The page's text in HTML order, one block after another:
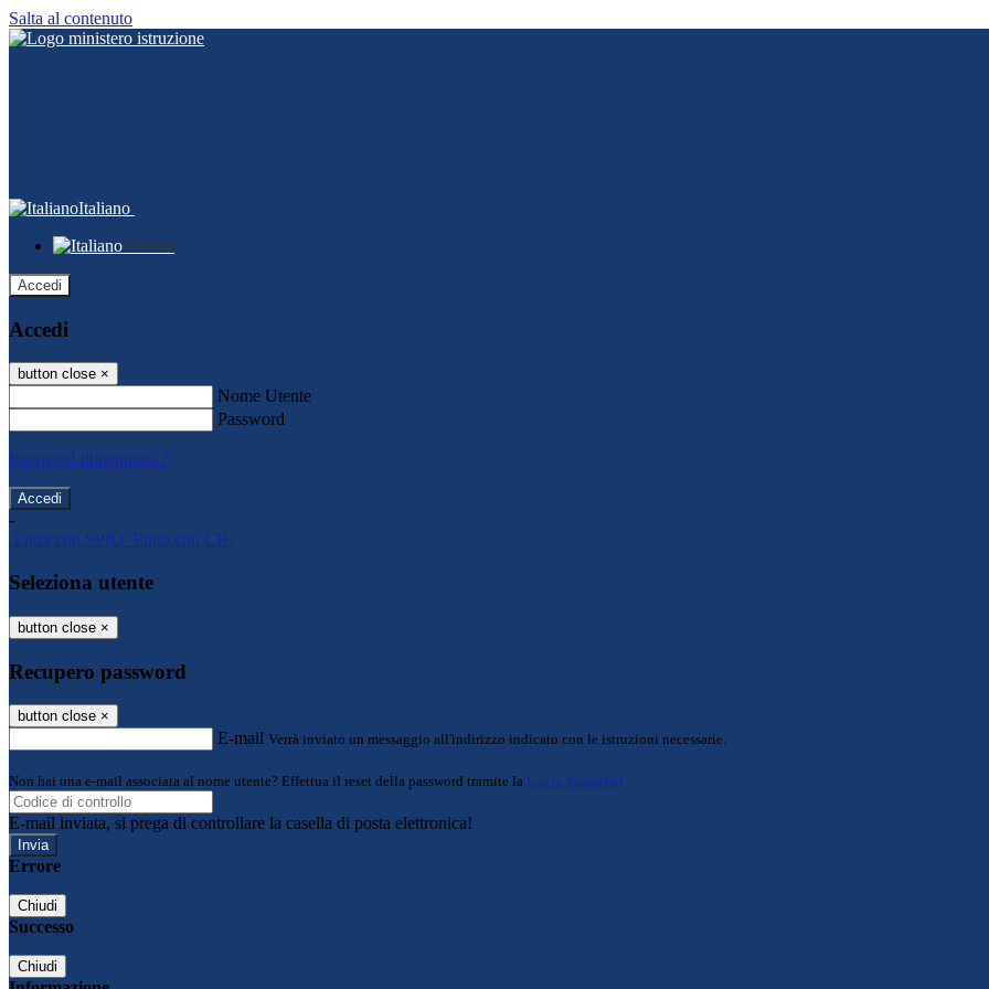
Salta al contenuto
Italiano
Italiano
Accedi
Accedi
button close ×
Nome Utente
Password
Password dimenticata?
-
Entra con SPID Entra con CIE
Seleziona utente
button close ×
Recupero password
button close ×
E-mail Verrà inviato un messaggio all'indirizzo indicato con le istruzioni necessarie.
Non hai una e-mail associata al nome utente? Effettua il reset della password tramite la Login Spaggiari
E-mail inviata, si prega di controllare la casella di posta elettronica!
Errore
Chiudi
Successo
Chiudi